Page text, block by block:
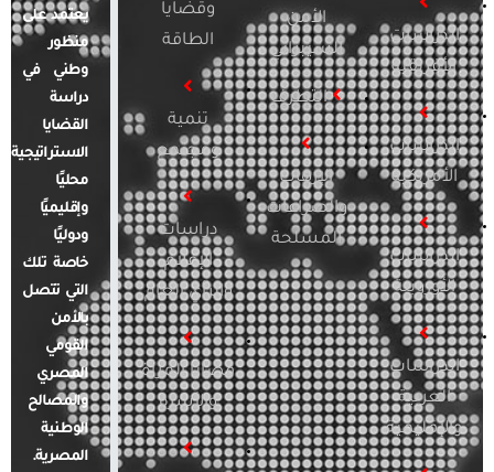
الدراسات
الأفريقية
الدراسات
الأمريكية
الدراسات
الأوروبية
الدراسات
العربية
والإقليمية
الأمن
السيبراني
التطرف
الإرهاب
والصراعات
المسلحة
وقضايا
الطاقة
تنمية
ومجتمع
دراسات
الإعلام
والرأي العام
قضايا المرأة
والأسرة
يعتمد على
منظور
وطني في
دراسة
القضايا
الاستراتيجية
محليًا
وإقليميًا
ودوليًا
خاصة تلك
التي تتصل
بالأمن
القومي
المصري
والمصالح
الوطنية
المصرية.